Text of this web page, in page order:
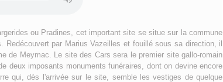
ou Pradines, cet important site se situe sur la commune
par Marius Vazeilles et fouillé sous sa direction, il
de Meymac. Le site des Cars sera le premier site gallo-romain
deux imposants monuments funéraires, dont on devine encore
qui, dès l'arrivée sur le site, semble les vestiges de quelque